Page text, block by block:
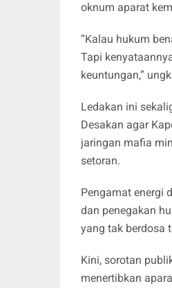
oknum aparat
“Kalau hukum
Tapi
keuntungan,”
Ledakan ini
Desakan agar
jaringan mafia
setoran.
Pengamat energi
dan penegakan
yang tak berdosa
Kini, sorotan
menertibkan